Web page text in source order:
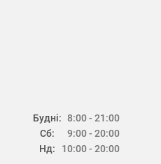
Будні:
Сб:
Нд:
8:00 - 21:00
9:00 - 20:00
10:00 - 20:00